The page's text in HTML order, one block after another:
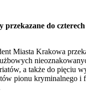
przekazane do
Miasta Krakowa
a także do pięciu
pionu kryminalnego i